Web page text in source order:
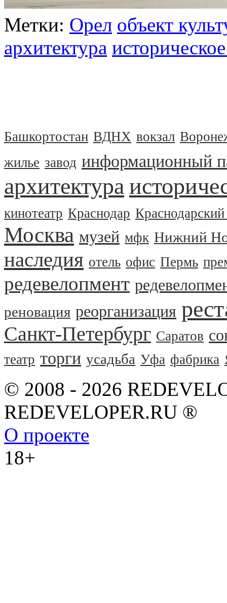
Метки: Орел объект
архитектура
Башкортостан ВДНХ вокзал
жилье завод информационный
архитектура
кинотеатр Краснодар
Москва музей мфк Нижний
наследия отель офис Пермь
редевелопмент
реновация реорганизация
Санкт-Петербург Саратов
театр торги усадьба Уфа фабрика
© 2008 - 2026
REDEVELOPER.RU ®
О проекте
18+